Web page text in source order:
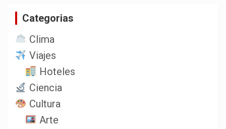
Categorias
Clima
Viajes
Hoteles
Ciencia
Cultura
Arte